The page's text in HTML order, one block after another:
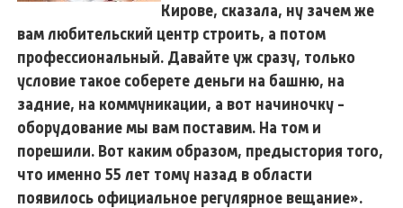
Кирове, сказала, ну зачем же
вам любительский центр строить, а потом
профессиональный. Давайте уж сразу, только
условие такое соберете деньги на башню, на
задние, на коммуникации, а вот начиночку -
оборудование мы вам поставим. На том и
порешили. Вот каким образом, предыстория того,
что именно 55 лет тому назад в области
появилось официальное регулярное вещание».